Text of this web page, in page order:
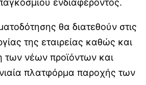
ενδιαφέροντος.
θα διατεθούν στις
της εταιρείας καθώς και
νέων προϊόντων και
πλατφόρμα παροχής των